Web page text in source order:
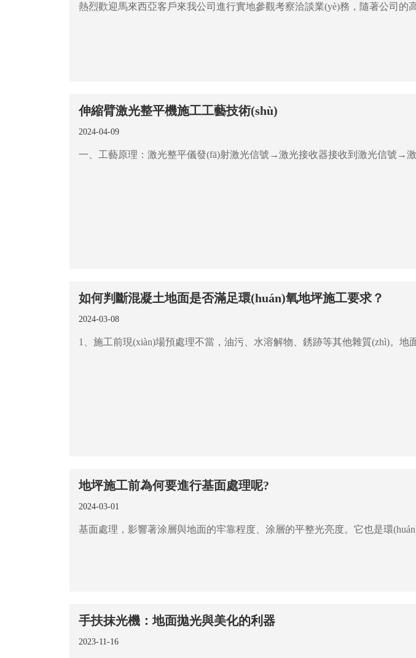
伸縮臂激光整平機施工工藝技術(shù)
2024-04-09
如何判斷混凝土地面是否滿足環(huán)氧地坪施工要求？
2024-03-08
地坪施工前為何要進行基面處理呢?
2024-03-01
手扶抹光機：地面拋光與美化的利器
2023-11-16